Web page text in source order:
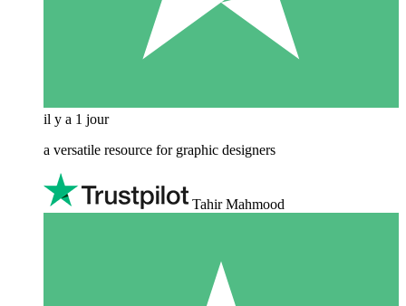
il y a 1 jour
a versatile resource for graphic designers
Tahir Mahmood